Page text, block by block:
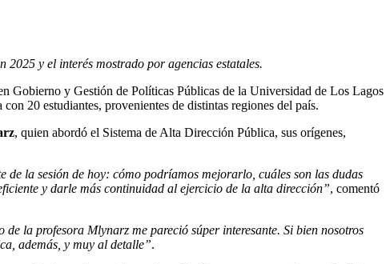
y el interés mostrado por agencias estatales.
Gobierno y Gestión de Políticas Públicas de la Universidad de Los Lagos
20 estudiantes, provenientes de distintas regiones del país.
, quien abordó el Sistema de Alta Dirección Pública, sus orígenes,
de la sesión de hoy: cómo podríamos mejorarlo, cuáles son las dudas
y darle más continuidad al ejercicio de la alta dirección”, comentó
de la profesora Mlynarz me pareció súper interesante. Si bien nosotros
además, y muy al detalle”.